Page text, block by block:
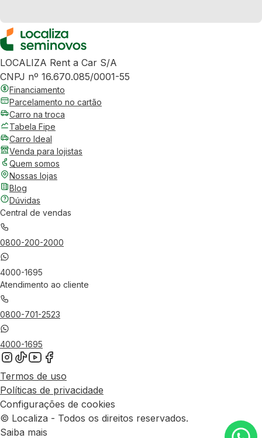
LOCALIZA Rent a Car S/A
CNPJ nº 16.670.085/0001-55
Financiamento
Parcelamento no cartão
Carro na troca
Tabela Fipe
Carro Ideal
Venda para lojistas
Quem somos
Nossas lojas
Blog
Dúvidas
Central de vendas
0800-200-2000
4000-1695
Atendimento ao cliente
0800-701-2523
4000-1695
Termos de uso
Políticas de privacidade
Configurações de cookies
© Localiza - Todos os direitos reservados.
Saiba mais